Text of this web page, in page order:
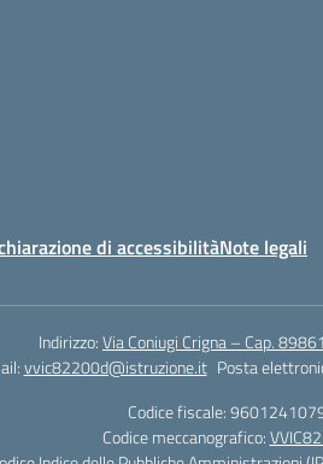
di accessibilitàNote legali
Indirizzo:Via Coniugi Crigna – Cap.
vvic82200d@istruzione.it Posta
Codice fiscale:
Codice meccanografico: